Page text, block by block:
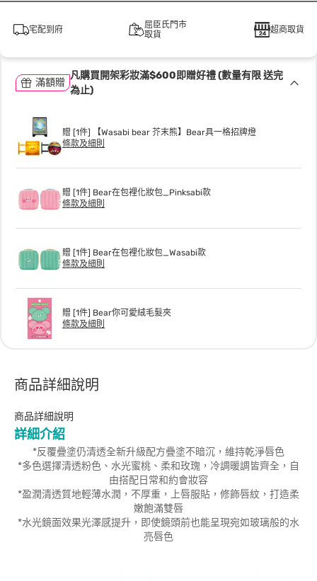
宅配到府
屈臣氏門市
取貨
超商取貨
滿額贈
凡購買開架彩妝滿$600即贈好禮 (數量有限 送完
為止)
贈 [1件] 【Wasabi bear 芥末熊】Bear具一格招牌燈
條款及細則
贈 [1件] Bear在包裡化妝包_Pinksabi款
條款及細則
贈 [1件] Bear在包裡化妝包_Wasabi款
條款及細則
贈 [1件] Bear你可愛絨毛髮夾
條款及細則
商品詳細說明
商品詳細說明
詳細介紹
*反覆疊塗仍清透全新升級配方疊塗不暗沉，維持乾淨唇色
*多色選擇清透粉色、水光蜜桃、柔和玫瑰，冷調暖調皆齊全，自
由搭配日常和約會妝容
*盈潤清透質地輕薄水潤，不厚重，上唇服貼，修飾唇紋，打造柔
嫩飽滿雙唇
*水光鏡面效果光澤感提升，即使鏡頭前也能呈現宛如玻璃般的水
亮唇色